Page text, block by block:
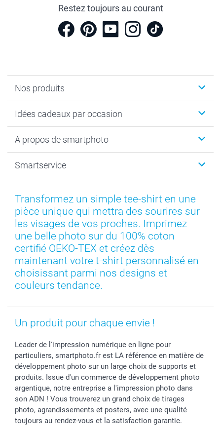
Restez toujours au courant
Nos produits
Calendrier photo & Agenda photo
Tirage photo & agrandissement
Faire-part & Cartes
Coques smartphone
Stickers & Etiquettes
Cadres photo & accessoires déco
Dénicheur d'idées cadeau
Idées cadeaux par occasion
Anniversaire
Naissance & baptême
Fête des Mères
Fête des Pères
Communion
Baptême
Toussaint
Rentrée des classes
Saint-Valentin
Vacances
A propos de smartphoto
Plan du site
Droit de rétraction
Plaintes
Vie privée
Gestion des cookies
Tarifs
Partenariats & Influence
Investisseurs
Smartservice
Aide
smartbonus
smartfriends
Livraison
Modes de paiement
Grandes quantités
Statut de ma commande
Transformez un simple tee-shirt en une
pièce unique qui mettra des sourires sur
les visages de vos proches. Imprimez
une belle photo sur du 100% coton
certifié OEKO-TEX et créez dès
maintenant votre t-shirt personnalisé en
choisissant parmi nos designs et
couleurs tendance.
Un produit pour chaque envie !
Leader de l'impression numérique en ligne pour
particuliers, smartphoto.fr est LA référence en matière de
développement photo sur un large choix de supports et
produits. Issue d'un commerce de développement photo
argentique, notre entreprise a l'impression photo dans
son ADN ! Vous trouverez un grand choix de tirages
photo, agrandissements et posters, avec une qualité
toujours au rendez-vous et la satisfaction garantie.